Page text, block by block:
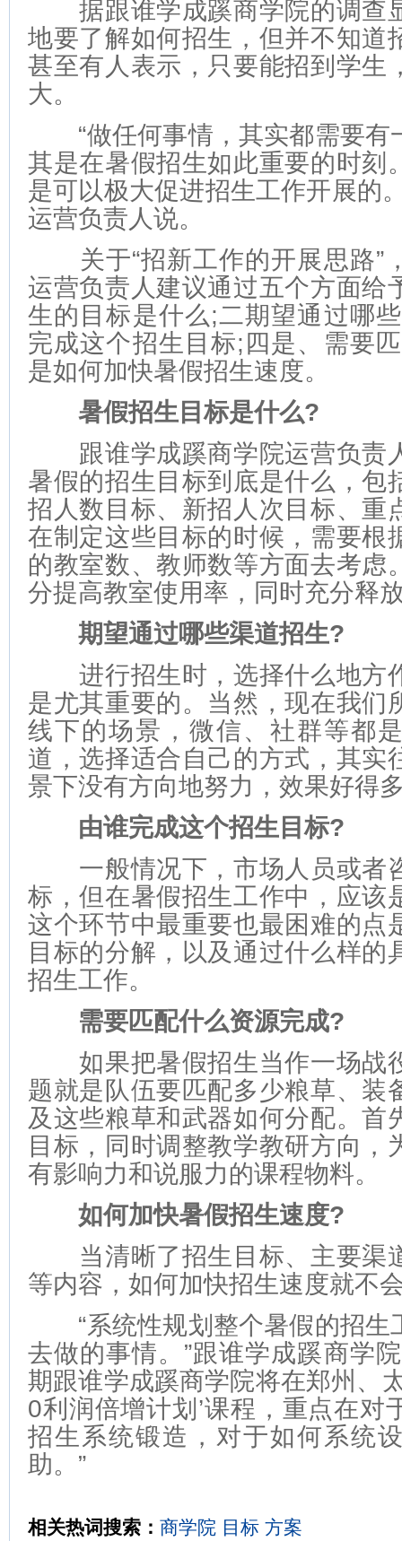
据跟谁学成蹊商学院的调查
地要了解如何招生，但并不知道
甚至有人表示，只要能招到学生
大。
“做任何事情，其实都需要有
其是在暑假招生如此重要的时刻
是可以极大促进招生工作开展的
运营负责人说。
关于“招新工作的开展思路”
运营负责人建议通过五个方面给
生的目标是什么;二期望通过哪
完成这个招生目标;四是、需要
是如何加快暑假招生速度。
暑假招生目标是什么?
跟谁学成蹊商学院运营负责
暑假的招生目标到底是什么，包
招人数目标、新招人次目标、重
在制定这些目标的时候，需要根
的教室数、教师数等方面去考虑
分提高教室使用率，同时充分释
期望通过哪些渠道招生?
进行招生时，选择什么地方
是尤其重要的。当然，现在我们
线下的场景，微信、社群等都
道，选择适合自己的方式，其实
景下没有方向地努力，效果好得
由谁完成这个招生目标?
一般情况下，市场人员或者
标，但在暑假招生工作中，应该
这个环节中最重要也最困难的点
目标的分解，以及通过什么样的
招生工作。
需要匹配什么资源完成?
如果把暑假招生当作一场战
题就是队伍要匹配多少粮草、装
及这些粮草和武器如何分配。首
目标，同时调整教学教研方向，
有影响力和说服力的课程物料。
如何加快暑假招生速度?
当清晰了招生目标、主要渠
等内容，如何加快招生速度就不
“系统性规划整个暑假的招生
去做的事情。”跟谁学成蹊商学
期跟谁学成蹊商学院将在郑州、
0利润倍增计划’课程，重点在对
招生系统锻造，对于如何系统
助。”
相关热词搜索： 商学院 目标 方案